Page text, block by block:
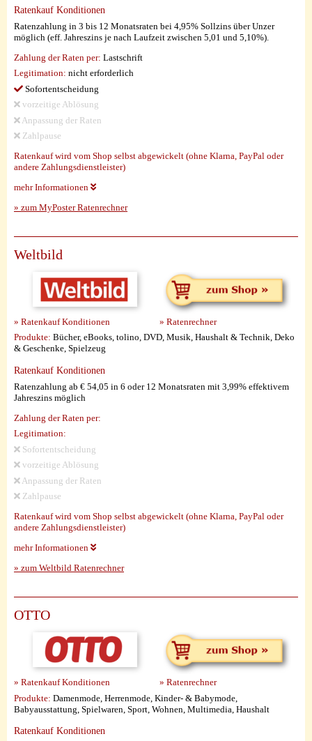
Ratenkauf Konditionen
Ratenzahlung in 3 bis 12 Monatsraten bei 4,95% Sollzins über Unzer
möglich (eff. Jahreszins je nach Laufzeit zwischen 5,01 und 5,10%).
Zahlung der Raten per: Lastschrift
Legitimation: nicht erforderlich
Sofortentscheidung
vorzeitige Ablösung
Anpassung der Raten
Zahlpause
Ratenkauf wird vom Shop selbst abgewickelt (ohne Klarna, PayPal oder
andere Zahlungsdienstleister)
mehr Informationen
» zum MyPoster Ratenrechner
Weltbild
» Ratenkauf Konditionen
» Ratenrechner
Produkte: Bücher, eBooks, tolino, DVD, Musik, Haushalt & Technik, Deko
& Geschenke, Spielzeug
Ratenkauf Konditionen
Ratenzahlung ab € 54,05 in 6 oder 12 Monatsraten mit 3,99% effektivem
Jahreszins möglich
Zahlung der Raten per:
Legitimation:
Sofortentscheidung
vorzeitige Ablösung
Anpassung der Raten
Zahlpause
Ratenkauf wird vom Shop selbst abgewickelt (ohne Klarna, PayPal oder
andere Zahlungsdienstleister)
mehr Informationen
» zum Weltbild Ratenrechner
OTTO
» Ratenkauf Konditionen
» Ratenrechner
Produkte: Damenmode, Herrenmode, Kinder- & Babymode,
Babyausstattung, Spielwaren, Sport, Wohnen, Multimedia, Haushalt
Ratenkauf Konditionen